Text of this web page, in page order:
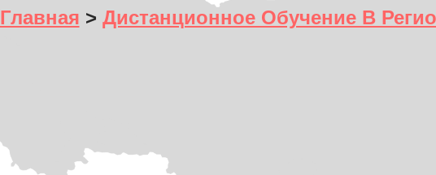
Главная > Дистанционное Обучение В